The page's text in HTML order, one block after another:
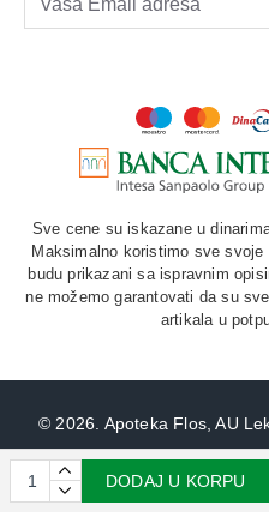
DODAJ U KORPU
Sve cene su iskazane u
Maksimalno koristimo sve
budu prikazani sa ispravnim
ne možemo garantovati da su
artikala u
© 2026. Apoteka Flos, AU